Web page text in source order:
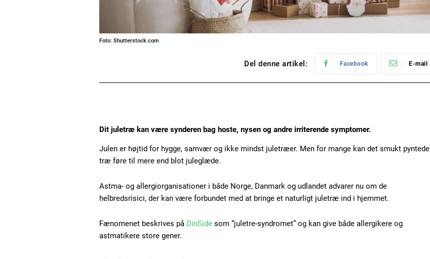
Foto: Shutterstock.com
Del denne artikel: Facebook E-mail
Dit juletræ kan være synderen bag hoste, nysen og andre irriterende symptomer.
Julen er højtid for hygge, samvær og ikke mindst juletræer. Men for mange kan det smukt pyntede
træ føre til mere end blot juleglæde.
Astma- og allergiorganisationer i både Norge, Danmark og udlandet advarer nu om de
helbredsrisici, der kan være forbundet med at bringe et naturligt juletræ ind i hjemmet.
Fænomenet beskrives på DinSide som “juletre-syndromet” og kan give både allergikere og
astmatikere store gener.